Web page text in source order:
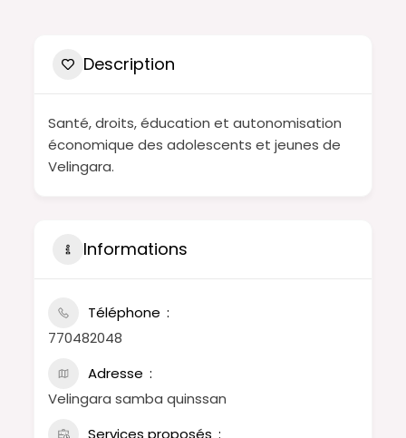
Description
Santé, droits, éducation et autonomisation
économique des adolescents et jeunes de
Velingara.
Informations
Téléphone
770482048
Adresse
Velingara samba quinssan
Services proposés